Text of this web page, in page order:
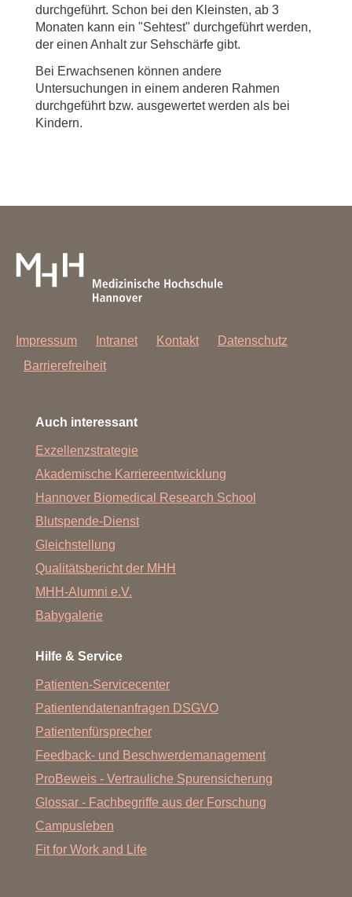
durchgeführt. Schon bei den Kleinsten, ab 3
Monaten kann ein "Sehtest" durchgeführt werden,
der einen Anhalt zur Sehschärfe gibt.
Bei Erwachsenen können andere
Untersuchungen in einem anderen Rahmen
durchgeführt bzw. ausgewertet werden als bei
Kindern.
Impressum Intranet Kontakt
Datenschutz
Barrierefreiheit
Auch interessant
Exzellenzstrategie
Akademische Karriereentwicklung
Hannover Biomedical Research School
Blutspende-Dienst
Gleichstellung
Qualitätsbericht der MHH
MHH-Alumni e.V.
Babygalerie
Hilfe & Service
Patienten-Servicecenter
Patientendatenanfragen DSGVO
Patientenfürsprecher
Feedback- und Beschwerdemanagement
ProBeweis - Vertrauliche Spurensicherung
Glossar - Fachbegriffe aus der Forschung
Campusleben
Fit for Work and Life